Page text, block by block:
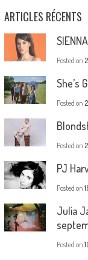
ARTICLES RÉCENTS
Posted on
She’s
Posted on
Posted on
PJ
Posted on
Julia
Posted on